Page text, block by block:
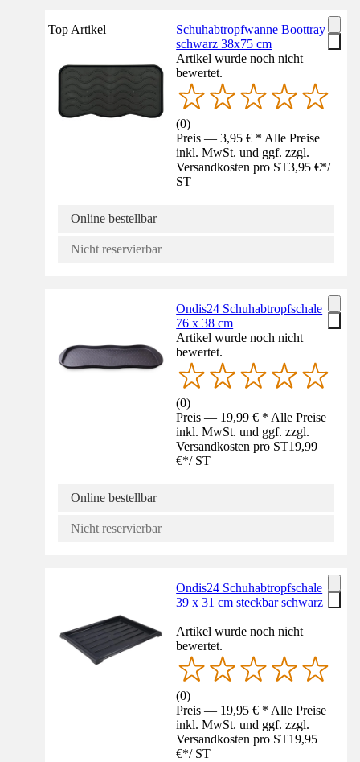
Top Artikel
Schuhabtropfwanne Boottray
schwarz 38x75 cm
Artikel wurde noch nicht
bewertet.
(0)
Preis — 3,95 € * Alle Preise
inkl. MwSt. und ggf. zzgl.
Versandkosten pro ST3,95 €*/
ST
Online bestellbar
Nicht reservierbar
Ondis24 Schuhabtropfschale
76 x 38 cm
Artikel wurde noch nicht
bewertet.
(0)
Preis — 19,99 € * Alle Preise
inkl. MwSt. und ggf. zzgl.
Versandkosten pro ST19,99
€*/ ST
Online bestellbar
Nicht reservierbar
Ondis24 Schuhabtropfschale
39 x 31 cm steckbar schwarz
Artikel wurde noch nicht
bewertet.
(0)
Preis — 19,95 € * Alle Preise
inkl. MwSt. und ggf. zzgl.
Versandkosten pro ST19,95
€*/ ST